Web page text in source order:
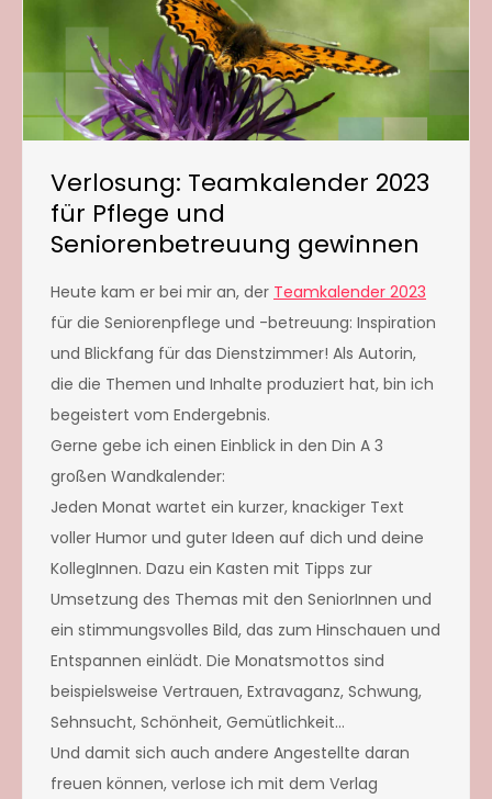
Verlosung: Teamkalender 2023
für Pflege und
Seniorenbetreuung gewinnen
Heute kam er bei mir an, der Teamkalender 2023
für die Seniorenpflege und -betreuung: Inspiration
und Blickfang für das Dienstzimmer! Als Autorin,
die die Themen und Inhalte produziert hat, bin ich
begeistert vom Endergebnis.
Gerne gebe ich einen Einblick in den Din A 3
großen Wandkalender:
Jeden Monat wartet ein kurzer, knackiger Text
voller Humor und guter Ideen auf dich und deine
KollegInnen. Dazu ein Kasten mit Tipps zur
Umsetzung des Themas mit den SeniorInnen und
ein stimmungsvolles Bild, das zum Hinschauen und
Entspannen einlädt. Die Monatsmottos sind
beispielsweise Vertrauen, Extravaganz, Schwung,
Sehnsucht, Schönheit, Gemütlichkeit…
Und damit sich auch andere Angestellte daran
freuen können, verlose ich mit dem Verlag